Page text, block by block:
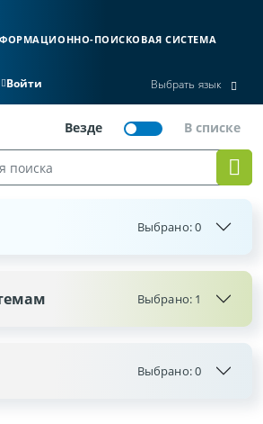
ПОИСКОВАЯ СИСТЕМА
Войти Выбрать язык
Выбрано:0
Выбрано: 1
Выбрано:0